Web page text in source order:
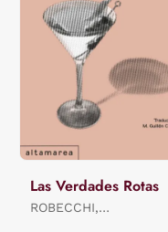
Las Verdades Rotas
ROBECCHI,